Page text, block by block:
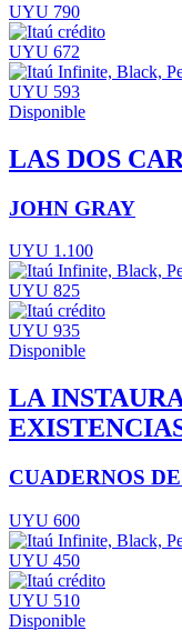
UYU 790
UYU 672
UYU 593
Disponible
LAS DOS
JOHN GRAY
UYU 1.100
UYU 825
UYU 935
Disponible
LA
CUADERNOS
UYU 600
UYU 450
UYU 510
Disponible